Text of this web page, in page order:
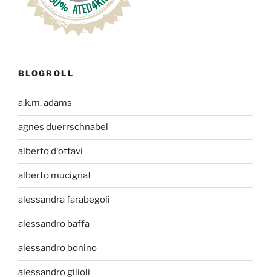
BLOGROLL
a.k.m. adams
agnes duerrschnabel
alberto d'ottavi
alberto mucignat
alessandra farabegoli
alessandro baffa
alessandro bonino
alessandro gilioli